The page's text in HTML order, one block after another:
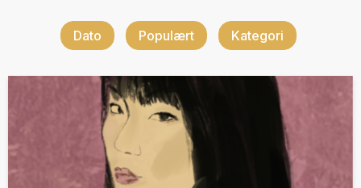
Dato Populært Kategori